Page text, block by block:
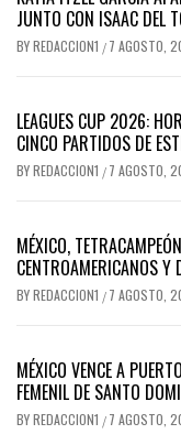
JUNTO CON ISAAC DEL
BYREDACCION1 / 7 AGOSTO,
LEAGUES CUP 2026:
CINCO PARTIDOS DE
BYREDACCION1 / 7 AGOSTO,
MÉXICO,
CENTROAMERICANOS Y
BYREDACCION1 / 7 AGOSTO,
MÉXICO VENCE A
FEMENIL DE SANTO
BYREDACCION1 / 7 AGOSTO,